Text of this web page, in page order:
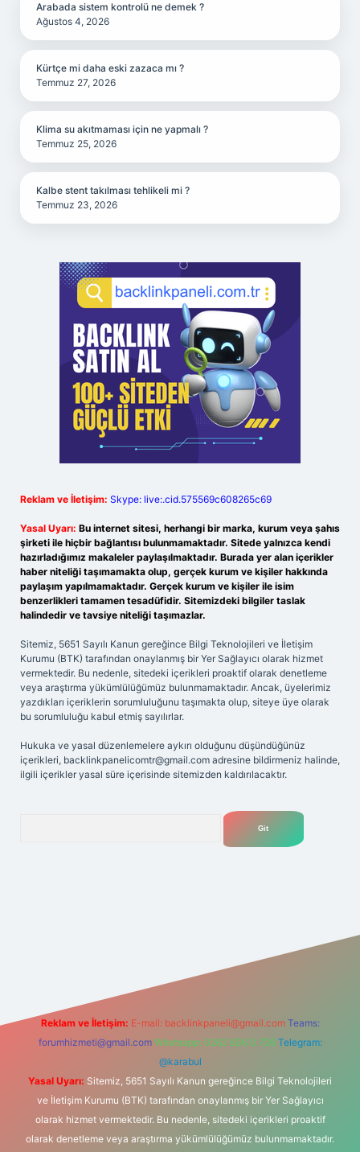
Arabada sistem kontrolü ne demek ?
Ağustos 4, 2026
Kürtçe mi daha eski zazaca mı ?
Temmuz 27, 2026
Klima su akıtmaması için ne yapmalı ?
Temmuz 25, 2026
Kalbe stent takılması tehlikeli mi ?
Temmuz 23, 2026
Reklam ve İletişim: Skype: live:.cid.575569c608265c69
Yasal Uyarı: Bu internet sitesi, herhangi bir marka, kurum veya şahıs
şirketi ile hiçbir bağlantısı bulunmamaktadır. Sitede yalnızca kendi
hazırladığımız makaleler paylaşılmaktadır. Burada yer alan içerikler
haber niteliği taşımamakta olup, gerçek kurum ve kişiler hakkında
paylaşım yapılmamaktadır. Gerçek kurum ve kişiler ile isim
benzerlikleri tamamen tesadüfidir. Sitemizdeki bilgiler taslak
halindedir ve tavsiye niteliği taşımazlar.
Sitemiz, 5651 Sayılı Kanun gereğince Bilgi Teknolojileri ve İletişim
Kurumu (BTK) tarafından onaylanmış bir Yer Sağlayıcı olarak hizmet
vermektedir. Bu nedenle, sitedeki içerikleri proaktif olarak denetleme
veya araştırma yükümlülüğümüz bulunmamaktadır. Ancak, üyelerimiz
yazdıkları içeriklerin sorumluluğunu taşımakta olup, siteye üye olarak
bu sorumluluğu kabul etmiş sayılırlar.
Hukuka ve yasal düzenlemelere aykırı olduğunu düşündüğünüz
içerikleri, backlinkpanelicomtr@gmail.com adresine bildirmeniz halinde,
ilgili içerikler yasal süre içerisinde sitemizden kaldırılacaktır.
Reklam ve İletişim: E-mail: backlinkpaneli@gmail.com Teams:
forumhizmeti@gmail.com Whatsapp: 0262 606 0 726 Telegram:
@karabul
Yasal Uyarı: Sitemiz, 5651 Sayılı Kanun gereğince Bilgi Teknolojileri
ve İletişim Kurumu (BTK) tarafından onaylanmış bir Yer Sağlayıcı
olarak hizmet vermektedir. Bu nedenle, sitedeki içerikleri proaktif
olarak denetleme veya araştırma yükümlülüğümüz bulunmamaktadır.